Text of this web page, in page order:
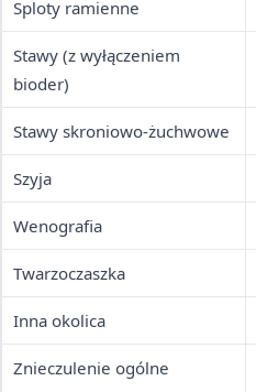
Sploty ramienne
Stawy (z wyłączeniem
bioder)
Stawy skroniowo-żuchwowe
Szyja
Wenografia
Twarzoczaszka
Inna okolica
Znieczulenie ogólne